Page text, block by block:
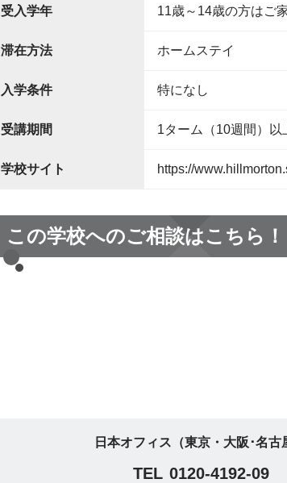
受入学年 11歳～14歳の方はご
滞在方法 ホームステイ
入学条件 特になし
受講期間 1ターム（10週間）以
学校サイト https://
この学校へのご相談はこちら！
日本オフィス（東京・大阪･名古
TEL 0120-4192-09